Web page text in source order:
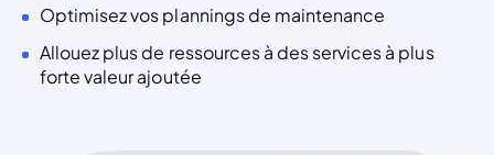
Optimisez vos plannings de maintenance
Allouez plus de ressources à des services à plus
forte valeur ajoutée